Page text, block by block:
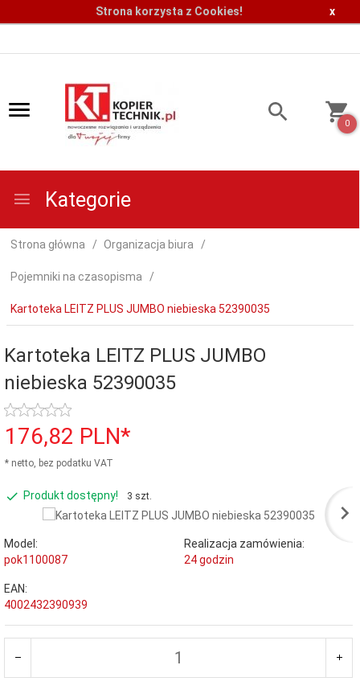
Strona korzysta z Cookies! x
0
Kategorie
Strona główna Organizacja biura
Pojemniki na czasopisma
Kartoteka LEITZ PLUS JUMBO niebieska 52390035
Kartoteka LEITZ PLUS JUMBO
niebieska 52390035
176,82 PLN*
* netto, bez podatku VAT
Produkt dostępny! 3 szt.
Model:
pok1100087
Realizacja zamówienia:
24 godzin
EAN:
4002432390939